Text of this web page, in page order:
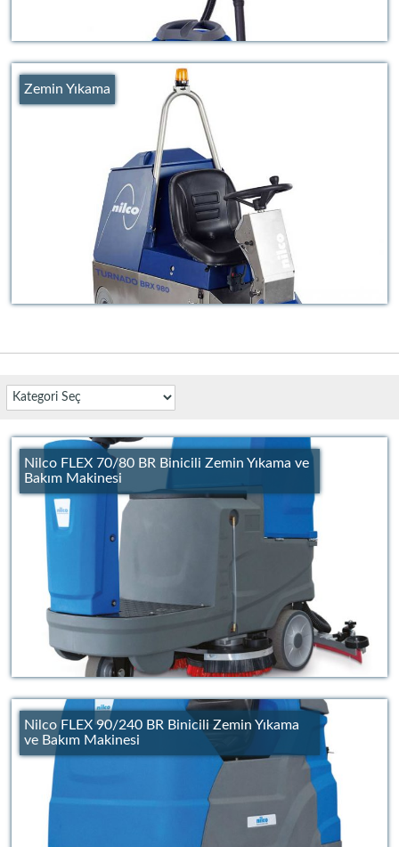
Zemin Yıkama
Nilco FLEX 70/80 BR Binicili Zemin Yıkama ve
Bakım Makinesi
Nilco FLEX 90/240 BR Binicili Zemin Yıkama
ve Bakım Makinesi